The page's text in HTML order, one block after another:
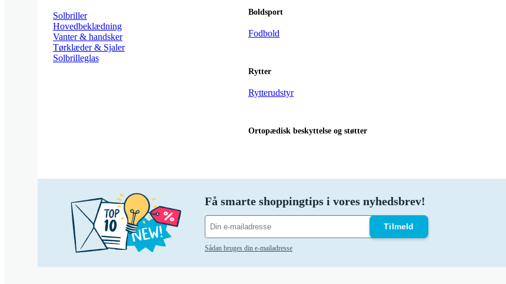
Solbriller
Hovedbeklædning
Vanter & handsker
Tørklæder & Sjaler
Solbrilleglas
Boldsport
Fodbold
Rytter
Rytterudstyr
Ortopædisk beskyttelse og støtter
Få smarte shoppingtips i vores nyhedsbrev!
Tilmeld
Sådan bruges din e-mailadresse